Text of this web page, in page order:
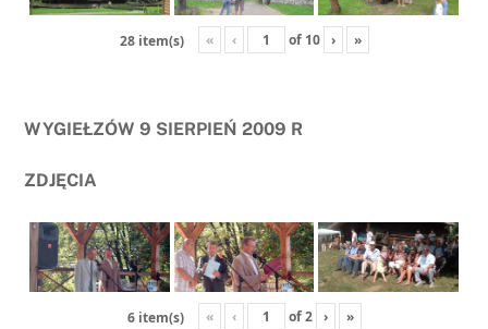
28 item(s) « ‹ of 10 › »
WYGIEŁZÓW 9 SIERPIEŃ 2009 R
ZDJĘCIA
6 item(s) « ‹ of2 › »